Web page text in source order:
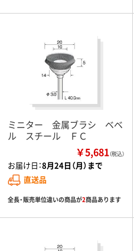
ミニター 金属ブラシ ベベ
ル スチール ＦＣ
￥5,681（税込）
お届け日：8月24日（月）まで
直送品
全長・販売単位違いの商品が2商品あります